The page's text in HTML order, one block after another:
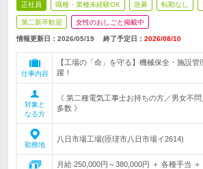
正社員 職種・業種未経験OK 急募 転勤なし
第二新卒歓迎 女性のおしごと掲載中
情報更新日：2026/05/19 終了予定日： 2026/08/10
仕事内容
【工場の「命」を守る】機械保全・施設
躍！
対象と
なる方
《 第二種電気工事士お持ちの方／男女不
多数 》
勤務地
八日市場工場(匝瑳市八日市場イ2614)
月給 250,000円～380,000円 ＋ 各種手当